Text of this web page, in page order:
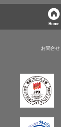
Home
お問合せ